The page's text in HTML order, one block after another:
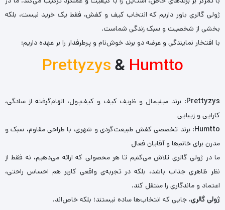
ژولی گالری باور داریم که انتخاب کیف و کفش، فقط یک خرید نیست، بلکه
بخشی از شخصیت و سبک زندگی شماست.
با افتخار نمایندگی و عرضه دو برند خوش‌نام و پرطرفدار را بر عهده داریم:
Prettyzys& Humtto
Prettyzys: برند مینیمال و ظریف کیف و کیف‌پول، الهام‌گرفته از سادگی،
کارایی و زیبایی
Humtto: برند تخصصی کفش طبیعت‌گردی و شهری، با طراحی مقاوم، سبک و
مدرن برای خانم‌ها و آقایان فعال
ما در ژولی گالری تلاش می‌کنیم تا هر محصولی که ارائه می‌دهیم، نه فقط از
نظر ظاهری جذاب باشد، بلکه در تجربه‌ی واقعی کاربر هم احساس راحتی،
اعتماد و ماندگاری را منتقل کند.
ژولی گالری، جایی که انتخاب‌ها ساده نیستند؛ بلکه خاص‌اند.